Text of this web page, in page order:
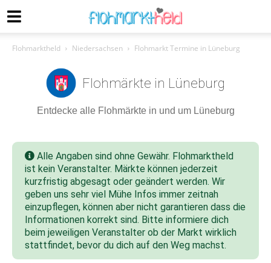
Flohmarktheld Niedersachsen Flohmarkt Termine in Lüneburg
Flohmärkte in Lüneburg
Entdecke alle Flohmärkte in und um Lüneburg
Alle Angaben sind ohne Gewähr. Flohmarktheld
ist kein Veranstalter. Märkte können jederzeit
kurzfristig abgesagt oder geändert werden. Wir
geben uns sehr viel Mühe Infos immer zeitnah
einzupflegen, können aber nicht garantieren dass die
Informationen korrekt sind. Bitte informiere dich
beim jeweiligen Veranstalter ob der Markt wirklich
stattfindet, bevor du dich auf den Weg machst.